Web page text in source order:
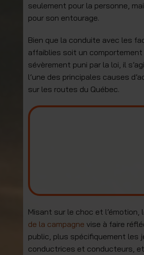
seulement pour la personne,
pour son entourage.
Bien que la conduite avec les
affaiblies soit un comportement
sévèrement puni par la loi, il
l’une des principales causes
sur les routes du Québec.
Misant sur le choc et l’émotion,
de la campagne vise à faire
public, plus spécifiquement les
conductrices et conducteurs,